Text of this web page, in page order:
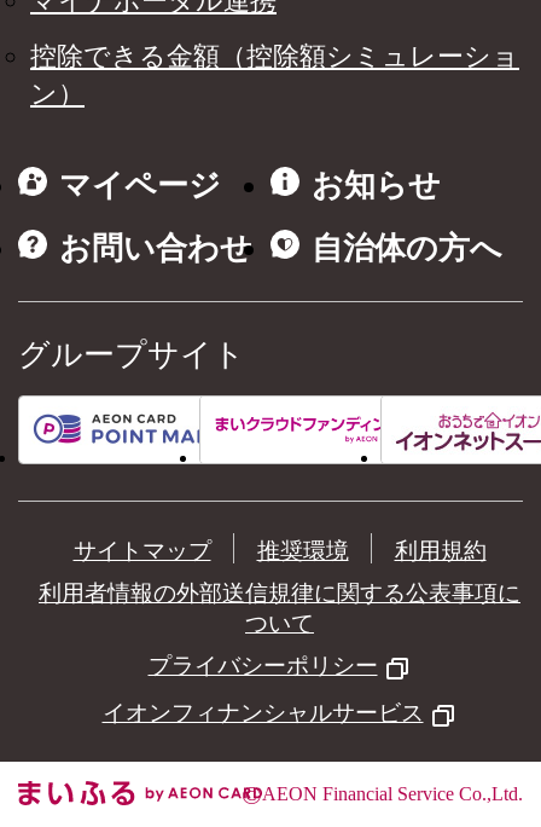
控除できる金額（控除額シミュレーショ
ン）
マイページ
お知らせ
お問い合わせ
自治体の方へ
グループサイト
サイトマップ 推奨環境
利用規約
利用者情報の外部送信規律に関する公表事項に
ついて
プライバシーポリシー
イオンフィナンシャルサービス
©AEON Financial Service Co.,Ltd.